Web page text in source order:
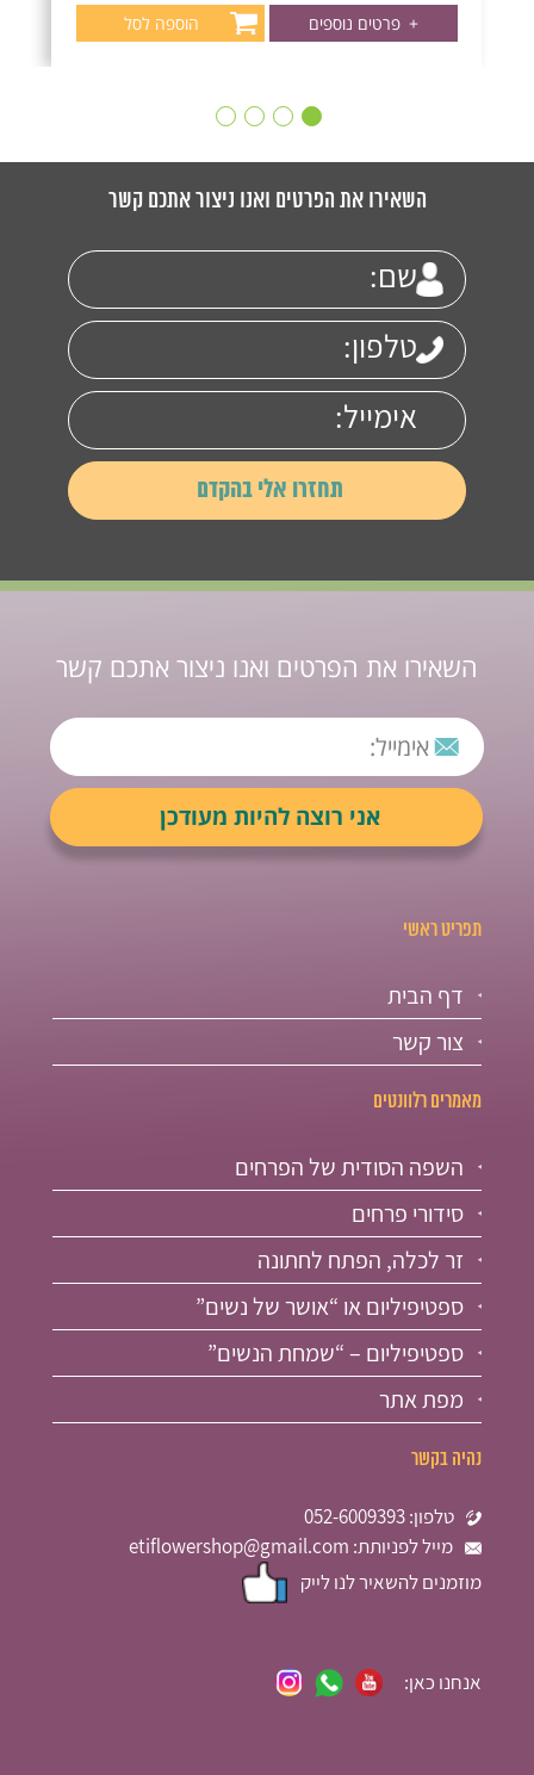
+ פרטים נוספים הוספה לסל
השאירו את הפרטים ואנו ניצור אתכם קשר
השאירו את הפרטים ואנו ניצור אתכם קשר
תפריט ראשי
דף הבית
צור קשר
מאמרים רלוונטים
השפה הסודית של הפרחים
סידורי פרחים
זר לכלה, הפתח לחתונה
ספטיפיליום או “אושר של נשים”
ספטיפיליום – “שמחת הנשים”
מפת אתר
נהיה בקשר
טלפון: 052-6009393
מייל לפניותת: etiflowershop@gmail.com
מוזמנים להשאיר לנו לייק
אנחנו כאן: